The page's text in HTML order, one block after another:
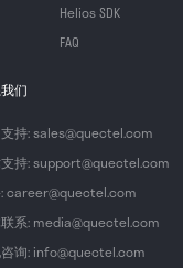
Helios SDK
FAQ
们
持: sales@quectel.com
持: support@quectel.com
career@quectel.com
系: media@quectel.com
询: info@quectel.com